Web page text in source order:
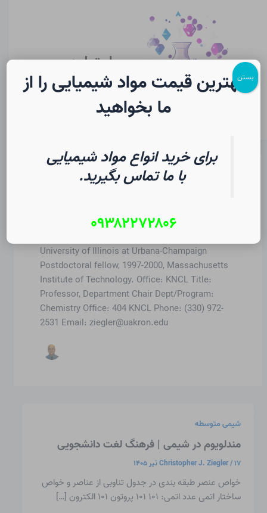
سایت لرن
شیمی
نام نویسنده: Christopher
J. Ziegler
University of Illinois at Urbana-Champaign
Postdoctoral fellow, 1997-2000, Massachusetts
Institute of Technology. Office: KNCL Title:
Professor, Department Chair Dept/Program:
Chemistry Office: 404 KNCL Phone: (330) 972-
2531 Email: ziegler@uakron.edu
شیمی متوسطه
مندلویوم در شیمی | فرهنگ لغت دانشجویی
Christopher J. Ziegler/۱۷ تیر ۱۴۰۵
خواص عنصر طبقه بندی در جدول تناوبی از عناصر و خواص
ساختار اتمی عدد اتمی: ۱۰۱ ۱۰۱ پروتون ۱۰۱ الکترون […]
بهترین قیمت مواد شیمیایی را از
ما بخواهید
برای خرید انواع مواد شیمیایی
با ما تماس بگیرید.
۰۹۳۸۲۲۷۲۸۰۶
بستن